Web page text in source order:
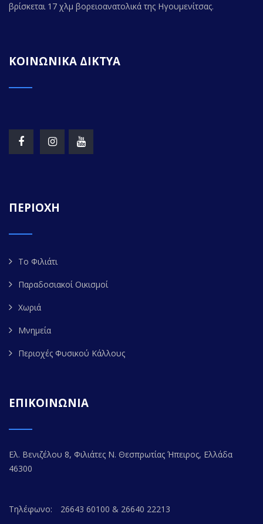
βρίσκεται 17 χλμ βορειοανατολικά της Ηγουμενίτσας.
ΚΟΙΝΩΝΙΚΑ ΔΙΚΤΥΑ
ΠΕΡΙΟΧΗ
Το Φιλιάτι
Παραδοσιακοί Οικισμοί
Χωριά
Μνημεία
Περιοχές Φυσικού Κάλλους
ΕΠΙΚΟΙΝΩΝΙΑ
Ελ. Βενιζέλου 8, Φιλιάτες Ν. Θεσπρωτίας Ήπειρος, Ελλάδα
46300
Τηλέφωνο:
26643 60100 & 26640 22213